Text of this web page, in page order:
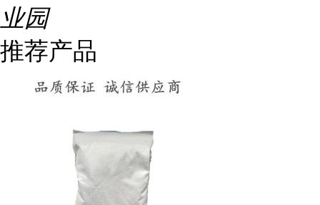
业园
推荐产品